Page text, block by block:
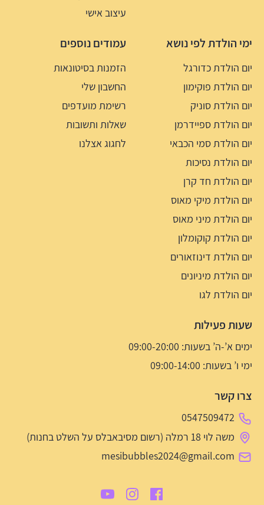
עיצוב אישי
ימי הולדת לפי נושא
יום הולדת כדורגל
יום הולדת פוקימון
יום הולדת סוניק
יום הולדת ספיידרמן
יום הולדת סמי הכבאי
יום הולדת נסיכות
יום הולדת חד קרן
יום הולדת מיקי מאוס
יום הולדת מיני מאוס
יום הולדת קוקומלון
יום הולדת דינוזאורים
יום הולדת מיניונים
יום הולדת לגו
עמודים נוספים
הזמנות בסיטונאות
החשבון שלי
רשימת מועדפים
שאלות ותשובות
לחגוג אצלנו
שעות פעילות
ימים א’-ה’ בשעות: 09:00-20:00
ימי ו’ בשעות: 09:00-14:00
צרו קשר
0547509472
משה לוי 18 רמלה (רשום מסיבאבלס על השלט בחנות)
mesibubbles2024@gmail.com